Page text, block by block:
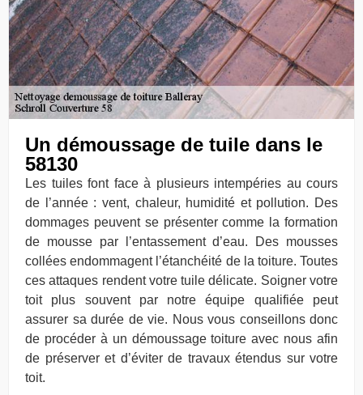
Un démoussage de tuile dans le
58130
Les tuiles font face à plusieurs intempéries au cours
de l’année : vent, chaleur, humidité et pollution. Des
dommages peuvent se présenter comme la formation
de mousse par l’entassement d’eau. Des mousses
collées endommagent l’étanchéité de la toiture. Toutes
ces attaques rendent votre tuile délicate. Soigner votre
toit plus souvent par notre équipe qualifiée peut
assurer sa durée de vie. Nous vous conseillons donc
de procéder à un démoussage toiture avec nous afin
de préserver et d’éviter de travaux étendus sur votre
toit.